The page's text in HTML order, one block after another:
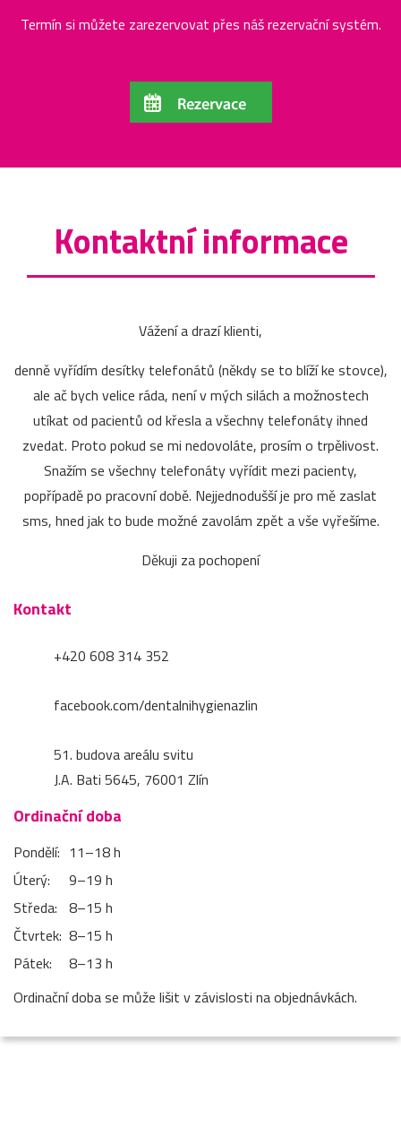
Termín si můžete zarezervovat přes náš rezervační systém.
Kontaktní informace
Vážení a drazí klienti,
denně vyřídím desítky telefonátů (někdy se to blíží ke stovce),
ale ač bych velice ráda, není v mých silách a možnostech
utíkat od pacientů od křesla a všechny telefonáty ihned
zvedat. Proto pokud se mi nedovoláte, prosím o trpělivost.
Snažím se všechny telefonáty vyřídit mezi pacienty,
popřípadě po pracovní době. Nejjednodušší je pro mě zaslat
sms, hned jak to bude možné zavolám zpět a vše vyřešíme.
Děkuji za pochopení
Kontakt
+420 608 314 352
facebook.com/dentalnihygienazlin
51. budova areálu svitu
J.A. Bati 5645, 76001 Zlín
Ordinační doba
Pondělí: 11–⁠18 h
Úterý:
9–⁠19 h
Středa: 8–⁠15 h
Čtvrtek: 8–⁠15 h
Pátek:
8–⁠13 h
Ordinační doba se může lišit v závislosti na objednávkách.